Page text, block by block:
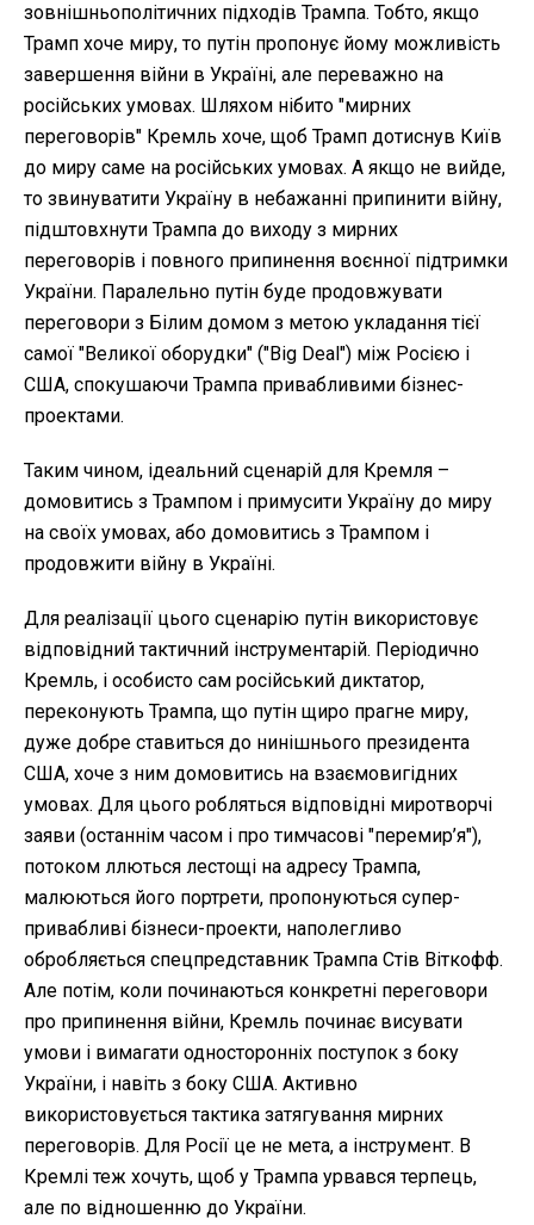
зовнішньополітичних підходів Трампа. Тобто, якщо
Трамп хоче миру, то путін пропонує йому можливість
завершення війни в Україні, але переважно на
російських умовах. Шляхом нібито "мирних
переговорів" Кремль хоче, щоб Трамп дотиснув Київ
до миру саме на російських умовах. А якщо не вийде,
то звинуватити Україну в небажанні припинити війну,
підштовхнути Трампа до виходу з мирних
переговорів і повного припинення воєнної підтримки
України. Паралельно путін буде продовжувати
переговори з Білим домом з метою укладання тієї
самої "Великої оборудки" ("Big Deal") між Росією і
США, спокушаючи Трампа привабливими бізнес-
проектами.
Таким чином, ідеальний сценарій для Кремля –
домовитись з Трампом і примусити Україну до миру
на своїх умовах, або домовитись з Трампом і
продовжити війну в Україні.
Для реалізації цього сценарію путін використовує
відповідний тактичний інструментарій. Періодично
Кремль, і особисто сам російський диктатор,
переконують Трампа, що путін щиро прагне миру,
дуже добре ставиться до нинішнього президента
США, хоче з ним домовитись на взаємовигідних
умовах. Для цього робляться відповідні миротворчі
заяви (останнім часом і про тимчасові "перемир’я"),
потоком ллються лестощі на адресу Трампа,
малюються його портрети, пропонуються супер-
привабливі бізнеси-проекти, наполегливо
обробляється спецпредставник Трампа Стів Віткофф.
Але потім, коли починаються конкретні переговори
про припинення війни, Кремль починає висувати
умови і вимагати односторонніх поступок з боку
України, і навіть з боку США. Активно
використовується тактика затягування мирних
переговорів. Для Росії це не мета, а інструмент. В
Кремлі теж хочуть, щоб у Трампа урвався терпець,
але по відношенню до України.